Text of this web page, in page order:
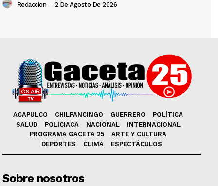
Redaccion - 2 De Agosto De 2026
ACAPULCO CHILPANCINGO GUERRERO
POLÍTICA
SALUD
POLICIACA NACIONAL
INTERNACIONAL
PROGRAMA GACETA 25
ARTE Y CULTURA
DEPORTES
CLIMA ESPECTÁCULOS
Sobre nosotros